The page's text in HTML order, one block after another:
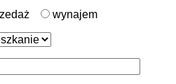
wynajem